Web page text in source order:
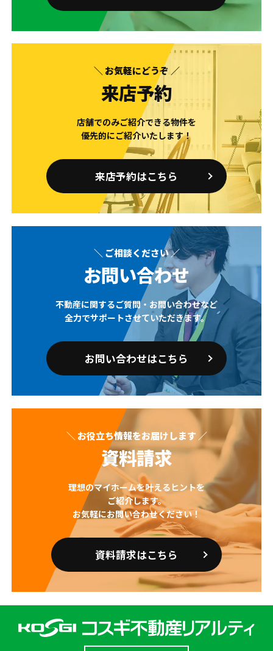
＼ お気軽にどうぞ ／
来店予約
店舗でのみご紹介できる物件を
優先的にご紹介いたします！
来店予約はこちら
＼ ご相談ください ／
お問い合わせ
不動産に関するご質問・お問い合わせなど
全力でサポートさせていただきます。
お問い合わせはこちら
＼ お役立ち情報をお届けします ／
資料請求
理想のマイホームを叶えるヒントを
ご紹介します。
お気軽にお問い合わせください！
資料請求はこちら